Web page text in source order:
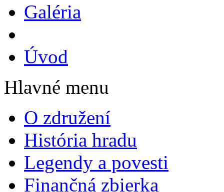
Galéria
Úvod
Hlavné menu
O združení
História hradu
Legendy a povesti
Finančná zbierka